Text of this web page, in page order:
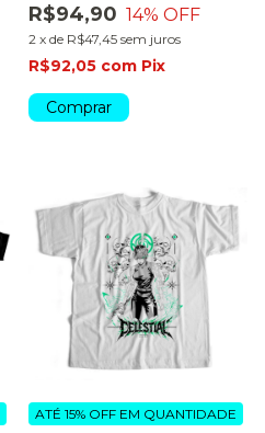
R$94,90 14% OFF
2 x de R$47,45 sem juros
R$92,05 com Pix
Comprar
ATÉ 15% OFF EM QUANTIDADE